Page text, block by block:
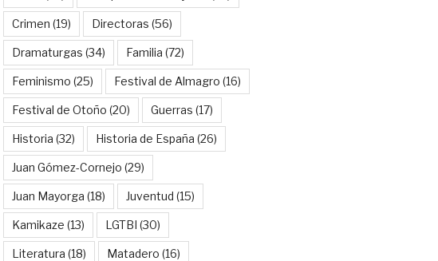
Crimen (19) Directoras (56)
Dramaturgas (34) Familia (72)
Feminismo (25) Festival de Almagro (16)
Festival de Otoño (20) Guerras (17)
Historia (32) Historia de España (26)
Juan Gómez-Cornejo (29)
Juan Mayorga (18) Juventud (15)
Kamikaze (13) LGTBI (30)
Literatura (18) Matadero (16)